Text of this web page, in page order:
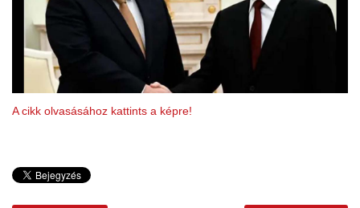
A cikk olvasásához kattints a képre!